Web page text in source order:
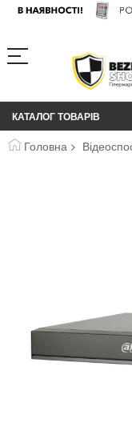
КАТАЛОГ ТОВАРІВ
Головна